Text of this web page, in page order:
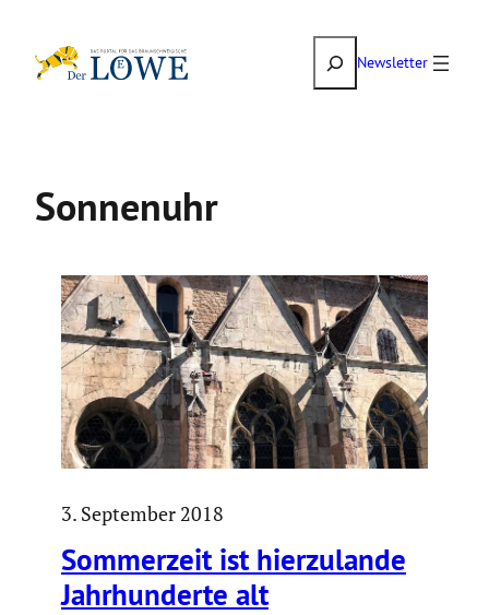
Inhalt
SuchenNewsletter
Sonnenuhr
3. September 2018
Sommer­zeit ist hierzu­lande
Jahrhun­derte alt